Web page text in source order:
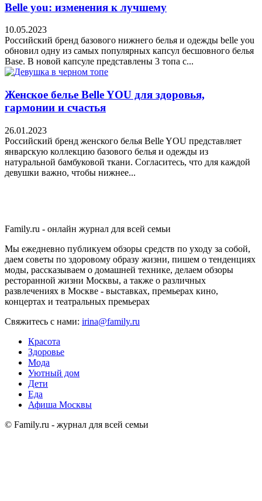
Belle you: изменения к лучшему
10.05.2023
Российский бренд базового нижнего белья и одежды belle you
обновил одну из самых популярных капсул бесшовного белья
Base. В новой капсуле представлены 3 топа с...
Женское белье Belle YOU для здоровья,
гармонии и счастья
26.01.2023
Российский бренд женского белья Belle YOU представляет
январскую коллекцию базового белья и одежды из
натуральной бамбуковой ткани. Согласитесь, что для каждой
девушки важно, чтобы нижнее...
Family.ru - онлайн журнал для всей семьи
Мы ежедневно публикуем обзоры средств по уходу за собой,
даем советы по здоровому образу жизни, пишем о тенденциях
моды, рассказываем о домашней технике, делаем обзоры
ресторанной жизни Москвы, а также о различных
развлечениях в Москве - выставках, премьерах кино,
концертах и театральных премьерах
Свяжитесь с нами: irina@family.ru
Красота
Здоровье
Мода
Уютный дом
Дети
Еда
Афиша Москвы
© Family.ru - журнал для всей семьи